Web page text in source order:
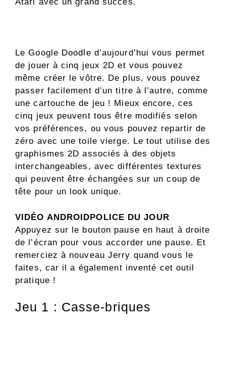
Atari avec un grand succès.
Le Google Doodle d’aujourd’hui vous permet
de jouer à cinq jeux 2D et vous pouvez
même créer le vôtre. De plus, vous pouvez
passer facilement d’un titre à l’autre, comme
une cartouche de jeu ! Mieux encore, ces
cinq jeux peuvent tous être modifiés selon
vos préférences, ou vous pouvez repartir de
zéro avec une toile vierge. Le tout utilise des
graphismes 2D associés à des objets
interchangeables, avec différentes textures
qui peuvent être échangées sur un coup de
tête pour un look unique.
VIDÉO ANDROIDPOLICE DU JOUR
Appuyez sur le bouton pause en haut à droite
de l’écran pour vous accorder une pause. Et
remerciez à nouveau Jerry quand vous le
faites, car il a également inventé cet outil
pratique !
Jeu 1 : Casse-briques